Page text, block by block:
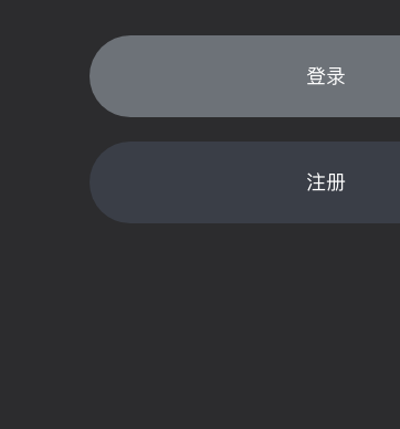
登录
注册